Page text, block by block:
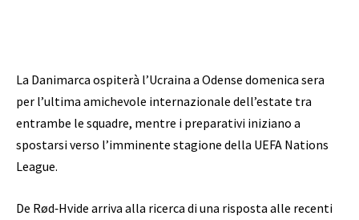
La Danimarca ospiterà l’Ucraina a Odense domenica sera
per l’ultima amichevole internazionale dell’estate tra
entrambe le squadre, mentre i preparativi iniziano a
spostarsi verso l’imminente stagione della UEFA Nations
League.
De Rød‑Hvide arriva alla ricerca di una risposta alle recenti